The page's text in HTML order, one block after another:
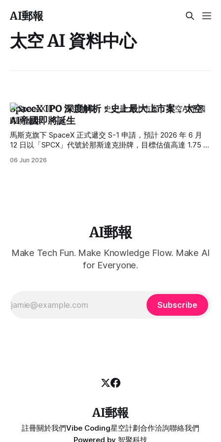
AI郵報
太空 AI 資料中心
SpaceX IPO 深度解析：史上最大上市案，太空
AI帝國即將誕生
馬斯克旗下 SpaceX 正式遞交 S-1 申請，預計 2026 年 6 月
12 日以「SPCX」代號於那斯達克掛牌，目標估值高達 1.75 兆
上市，更是 AI、太空資料中心、Starlink 衛星網路三大引擎的
06 Jun 2026
AI郵報
Make Tech Fun. Make Knowledge Flow. Make AI
for Everyone.
Subscribe
AI郵報
註冊關於我們Vibe Coding星空計劃合作洽詢聯絡我們
Powered by 智聚科技